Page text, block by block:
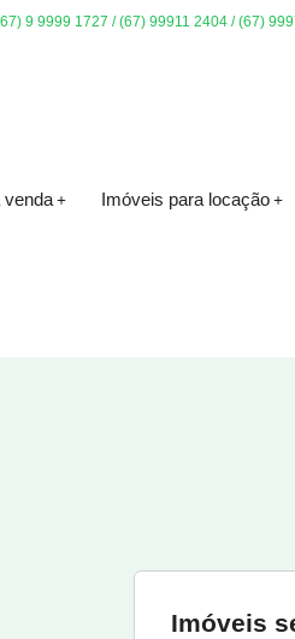
9 9999 1727 / (67) 99911 2404 / (67)
venda Imóveis para locação
Imóveis